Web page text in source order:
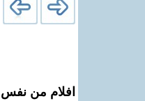
افلام من نفس